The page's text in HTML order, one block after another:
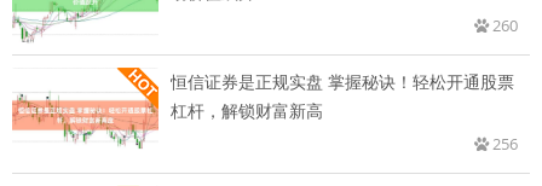
260
恒信证券是正规实盘 掌握秘诀！轻松开通股票
杠杆，解锁财富新高
256